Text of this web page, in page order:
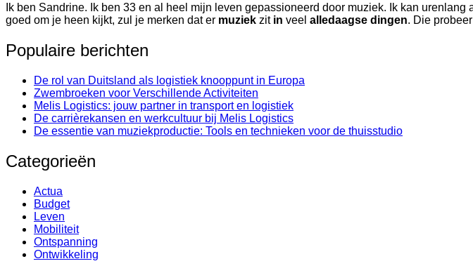
Ik ben Sandrine. Ik ben 33 en al heel mijn leven gepassioneerd door muziek. Ik kan
goed om je heen kijkt, zul je merken dat er muziek zit in veel alledaagse dingen. Die
Populaire berichten
De rol van Duitsland als logistiek knooppunt in Europa
Zwembroeken voor Verschillende Activiteiten
Melis Logistics: jouw partner in transport en logistiek
De carrièrekansen en werkcultuur bij Melis Logistics
De essentie van muziekproductie: Tools en technieken voor de thuisstudio
Categorieën
Actua
Budget
Leven
Mobiliteit
Ontspanning
Ontwikkeling